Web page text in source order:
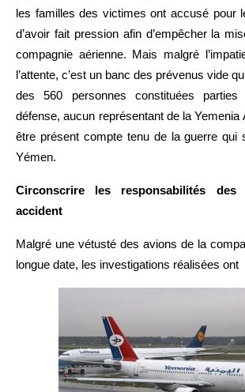
les familles des victimes ont accusé pour
d’avoir fait pression afin d’empêcher la
compagnie aérienne. Mais malgré
l’attente, c’est un banc des prévenus vide
des 560 personnes constituées
défense, aucun représentant de la Yemenia
être présent compte tenu de la guerre qui
Yémen.
Circonscrire les responsabilités
accident
Malgré une vétusté des avions de la
longue date, les investigations réalisées ont